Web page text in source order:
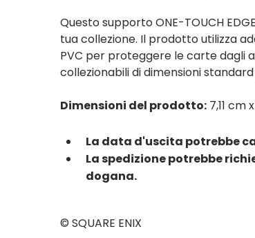
Questo supporto ONE-TOUCH
tua collezione. Il prodotto utilizza
PVC per proteggere le carte dagli
collezionabili di dimensioni
Dimensioni del prodotto: 7,11 cm
La data d'uscita potrebbe
La spedizione potrebbe
dogana.
© SQUARE ENIX